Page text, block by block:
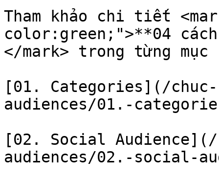
Tham khảo chi tiết
color:green;">**04
</mark> trong từng mục
[01. Categories](/
audiences/01.-
[02. Social Audience](/
audiences/02.-social-